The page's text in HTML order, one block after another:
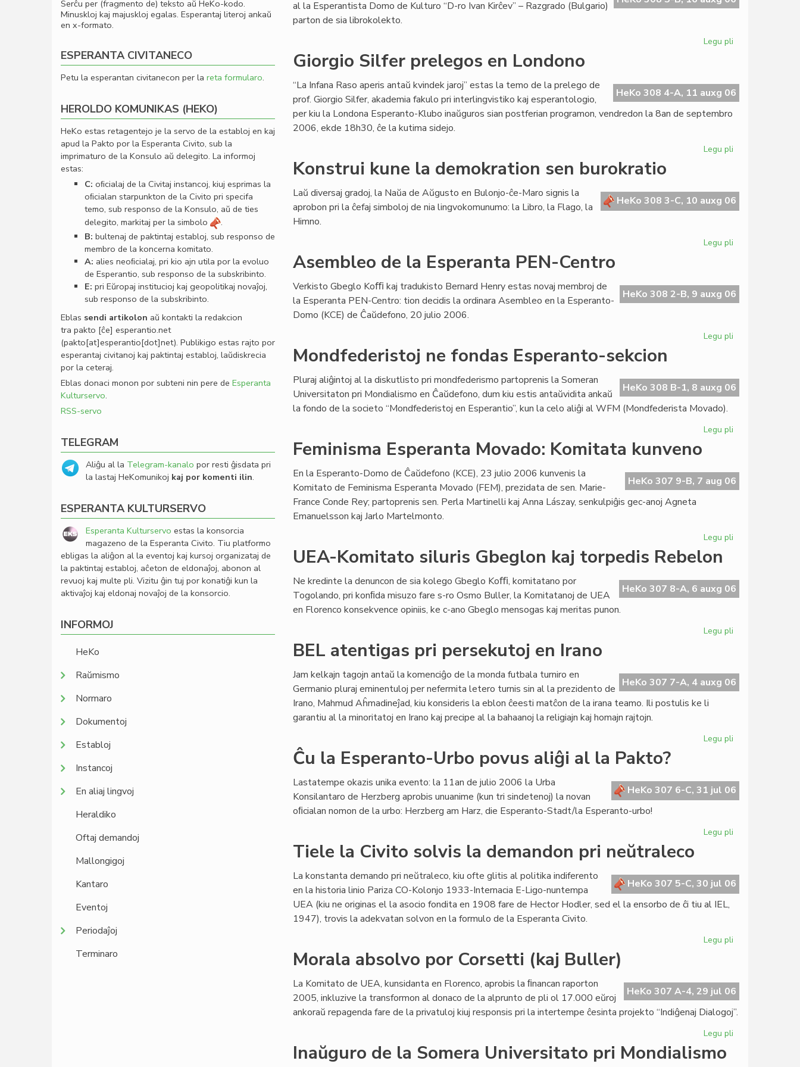
al la Esperantista Domo de Kulturo “D-ro Ivan Kirĉev” – Razgrado (Bulgario)
parton de sia librokolekto.
Legu pli
mecenatas
al
Giorgio Silfer prelegos en Londono
HeKo 308 4-A, 11 auxg 06
“La Infana Raso aperis antaŭ kvindek jaroj” estas la temo de la prelego de
prof. Giorgio Silfer, akademia fakulo pri interlingvistiko kaj esperantologio,
per kiu la Londona Esperanto-Klubo inaŭguros sian postferian programon, vendredon la 8an de septembro
2006, ekde 18h30, ĉe la kutima sidejo.
Legu pli
en
Londono
Konstrui kune la demokration sen burokratio
HeKo 308 3-C, 10 auxg 06
Laŭ diversaj gradoj, la Naŭa de Aŭgusto en Bulonjo-ĉe-Maro signis la
aprobon pri la ĉefaj simboloj de nia lingvokomunumo: la Libro, la Flago, la
Himno.
Legu pli
demokration
sen
Asembleo de la Esperanta PEN-Centro
HeKo 308 2-B, 9 auxg 06
Verkisto Gbeglo Koﬃ kaj tradukisto Bernard Henry estas novaj membroj de
la Esperanta PEN-Centro: tion decidis la ordinara Asembleo en la Esperanto-
Domo (KCE) de Ĉaŭdefono, 20 julio 2006.
Legu pli
Esperanta
PEN-
Mondfederistoj ne fondas Esperanto-sekcion
HeKo 308 B-1, 8 auxg 06
Pluraj aliĝintoj al la diskutlisto pri mondfederismo partoprenis la Someran
Universitaton pri Mondialismo en Ĉaŭdefono, dum kiu estis antaŭvidita ankaŭ
la fondo de la societo “Mondfederistoj en Esperantio”, kun la celo aliĝi al WFM (Mondfederista Movado).
Legu pli
Esperanto-
sekcion
Feminisma Esperanta Movado: Komitata kunveno
HeKo 307 9-B, 7 aug 06
En la Esperanto-Domo de Ĉaŭdefono (KCE), 23 julio 2006 kunvenis la
Komitato de Feminisma Esperanta Movado (FEM), prezidata de sen. Marie-
France Conde Rey; partoprenis sen. Perla Martinelli kaj Anna Lászay, senkulpiĝis gec-anoj Agneta
Emanuelsson kaj Jarlo Martelmonto.
Legu pli
Komitata
kunveno
UEA-Komitato siluris Gbeglon kaj torpedis Rebelon
HeKo 307 8-A, 6 auxg 06
Ne kredinte la denuncon de sia kolego Gbeglo Koﬃ, komitatano por
Togolando, pri konﬁda misuzo fare s-ro Osmo Buller, la Komitatanoj de UEA
en Florenco konsekvence opiniis, ke c-ano Gbeglo mensogas kaj meritas punon.
Legu pli
Gbeglon
kaj
BEL atentigas pri persekutoj en Irano
HeKo 307 7-A, 4 auxg 06
Jam kelkajn tagojn antaŭ la komenciĝo de la monda futbala turniro en
Germanio pluraj eminentuloj per nefermita letero turnis sin al la prezidento de
Irano, Mahmud Aĥmadineĵad, kiu konsideris la eblon ĉeesti matĉon de la irana teamo. Ili postulis ke li
garantiu al la minoritatoj en Irano kaj precipe al la bahaanoj la religiajn kaj homajn rajtojn.
Legu pli
persekutoj
en
Ĉu la Esperanto-Urbo povus aliĝi al la Pakto?
HeKo 307 6-C, 31 jul 06
Lastatempe okazis unika evento: la 11an de julio 2006 la Urba
Konsilantaro de Herzberg aprobis unuanime (kun tri sindetenoj) la novan
oﬁcialan nomon de la urbo: Herzberg am Harz, die Esperanto-Stadt/la Esperanto-urbo!
Legu pli
Urbo
povus
Tiele la Civito solvis la demandon pri neŭtraleco
HeKo 307 5-C, 30 jul 06
La konstanta demando pri neŭtraleco, kiu ofte glitis al politika indiferento
en la historia linio Pariza CO-Kolonjo 1933-Internacia E-Ligo-nuntempa
UEA (kiu ne originas el la asocio fondita en 1908 fare de Hector Hodler, sed el la ensorbo de ĉi tiu al IEL,
1947), trovis la adekvatan solvon en la formulo de la Esperanta Civito.
Legu pli
solvis
la
demandon
Morala absolvo por Corsetti (kaj Buller)
HeKo 307 A-4, 29 jul 06
La Komitato de UEA, kunsidanta en Florenco, aprobis la ﬁnancan raporton
2005, inkluzive la transformon al donaco de la alprunto de pli ol 17.000 eŭroj
ankoraŭ repagenda fare de la privatuloj kiuj responsis pri la intertempe ĉesinta projekto “Indiĝenaj Dialogoj”.
Legu pli
Inaŭguro de la Somera Universitato pri Mondialismo
Serĉu per (fragmento de) teksto aŭ HeKo-kodo.
Minuskloj kaj majuskloj egalas. Esperantaj literoj ankaŭ
en x-formato.
ESPERANTA CIVITANECO
Petu la esperantan civitanecon per la reta formularo.
HEROLDO KOMUNIKAS (HEKO)
HeKo estas retagentejo je la servo de la establoj en kaj
apud la Pakto por la Esperanta Civito, sub la
imprimaturo de la Konsulo aŭ delegito. La informoj
estas:
C: oﬁcialaj de la Civitaj instancoj, kiuj esprimas la
oﬁcialan starpunkton de la Civito pri specifa
temo, sub responso de la Konsulo, aŭ de ties
delegito, markitaj per la simbolo
.
B: bultenaj de paktintaj establoj, sub responso de
membro de la koncerna komitato.
A: alies neoﬁcialaj, pri kio ajn utila por la evoluo
de Esperantio, sub responso de la subskribinto.
E: pri Eŭropaj institucioj kaj geopolitikaj novaĵoj,
sub responso de la subskribinto.
Eblas sendi artikolon aŭ kontakti la redakcion
tra pakto [ĉe] esperantio.net
(pakto[at]esperantio[dot]net). Publikigo estas rajto por
esperantaj civitanoj kaj paktintaj establoj, laŭdiskrecia
por la ceteraj.
Eblas donaci monon por subteni nin pere de Esperanta
Kulturservo.
RSS-servo
TELEGRAM
Aliĝu al la Telegram-kanalo por resti ĝisdata pri
la lastaj HeKomunikoj kaj por komenti ilin.
ESPERANTA KULTURSERVO
Esperanta Kulturservo estas la konsorcia
magazeno de la Esperanta Civito. Tiu platformo
ebligas la aliĝon al la eventoj kaj kursoj organizataj de
la paktintaj establoj, aĉeton de eldonaĵoj, abonon al
revuoj kaj multe pli. Vizitu ĝin tuj por konatiĝi kun la
aktivaĵoj kaj eldonaj novaĵoj de la konsorcio.
INFORMOJ
HeKo
Raŭmismo
Normaro
Dokumentoj
Establoj
Instancoj
En aliaj lingvoj
Heraldiko
Oftaj demandoj
Mallongigoj
Kantaro
Eventoj
Periodaĵoj
Terminaro